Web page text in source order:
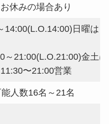
休みの場合あり
14:00(L.O.14:00)日曜は
～21:00(L.O.21:00)金土
〜21:00営業
人数16名～21名